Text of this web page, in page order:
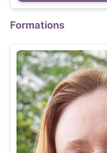
Formations